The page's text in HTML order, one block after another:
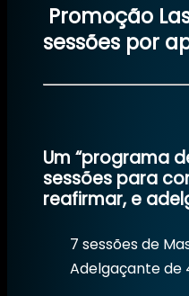
Promoção
sessões por
Um “programa
sessões para
reafirmar, e
7 sessões de
Adelgaçante de